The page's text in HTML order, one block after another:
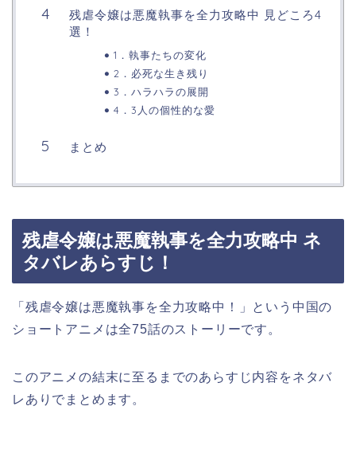
残虐令嬢は悪魔執事を全力攻略中 見どころ4
選！
1．執事たちの変化
2．必死な生き残り
3．ハラハラの展開
4．3人の個性的な愛
まとめ
残虐令嬢は悪魔執事を全力攻略中 ネ
タバレあらすじ！
「残虐令嬢は悪魔執事を全力攻略中！」という中国の
ショートアニメは全75話のストーリーです。
このアニメの結末に至るまでのあらすじ内容をネタバ
レありでまとめます。